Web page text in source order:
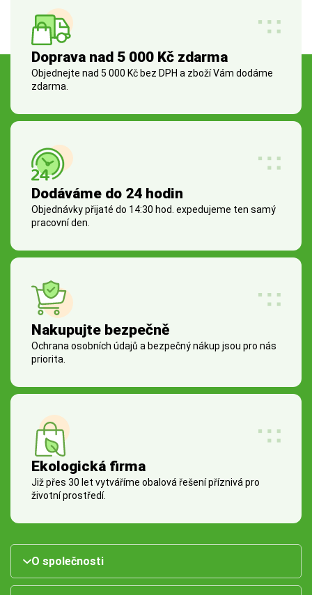
Doprava nad 5 000 Kč zdarma
Objednejte nad 5 000 Kč bez DPH a zboží Vám dodáme
zdarma.
Dodáváme do 24 hodin
Objednávky přijaté do 14:30 hod. expedujeme ten samý
pracovní den.
Nakupujte bezpečně
Ochrana osobních údajů a bezpečný nákup jsou pro nás
priorita.
Ekologická firma
Již přes 30 let vytváříme obalová řešení příznivá pro
životní prostředí.
O společnosti